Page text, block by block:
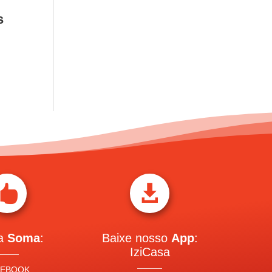
Soma:

Baixe nosso App:
IziCasa